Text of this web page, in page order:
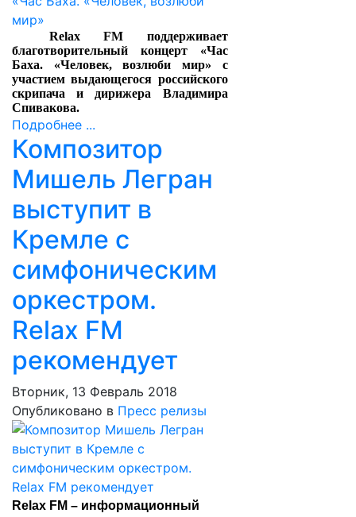
Relax FM поддерживает
благотворительный концерт «Час
Баха. «Человек, возлюби мир» с
участием выдающегося российского
скрипача и дирижера Владимира
Спивакова.
Подробнее ...
Композитор
Мишель Легран
выступит в
Кремле с
симфоническим
оркестром.
Relax FM
рекомендует
Вторник, 13 Февраль 2018
Опубликовано в Пресс релизы
Relax FM – информационный